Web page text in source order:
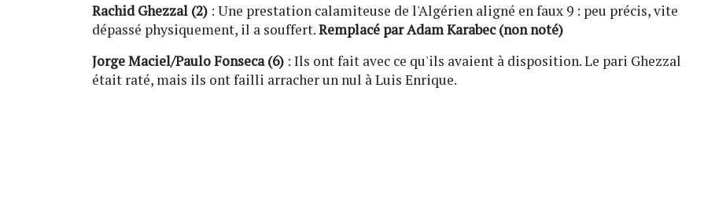
Rachid Ghezzal (2) : Une prestation calamiteuse de l'Algérien aligné en faux 9 : peu précis, vite
dépassé physiquement, il a souffert.Remplacé par Adam Karabec (non noté)
Jorge Maciel/Paulo Fonseca (6) : Ils ont fait avec ce qu'ils avaient à disposition. Le pari Ghezzal
était raté, mais ils ont failli arracher un nul à Luis Enrique.